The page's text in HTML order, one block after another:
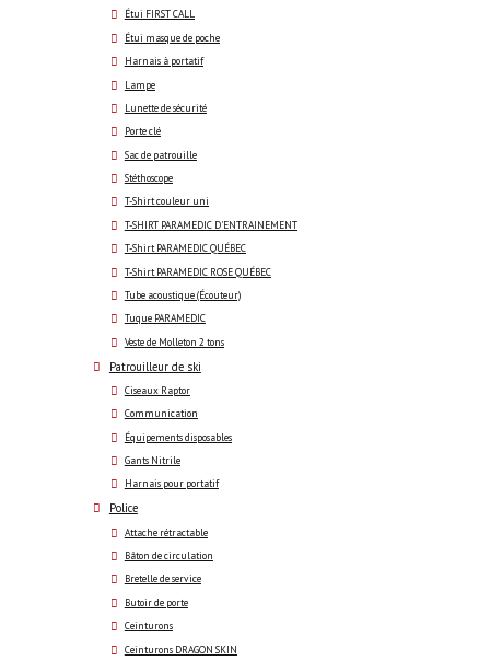
Étui FIRST CALL
Étui masque de poche
Harnais à portatif
Lampe
Lunette de sécurité
Porte clé
Sac de patrouille
Stéthoscope
T-Shirt couleur uni
T-SHIRT PARAMEDIC D'ENTRAINEMENT
T-Shirt PARAMEDIC QUÉBEC
T-Shirt PARAMEDIC ROSE QUÉBEC
Tube acoustique (Écouteur)
Tuque PARAMEDIC
Veste de Molleton 2 tons
Patrouilleur de ski
Ciseaux Raptor
Communication
Équipements disposables
Gants Nitrile
Harnais pour portatif
Police
Attache rétractable
Bâton de circulation
Bretelle de service
Butoir de porte
Ceinturons
Ceinturons DRAGON SKIN